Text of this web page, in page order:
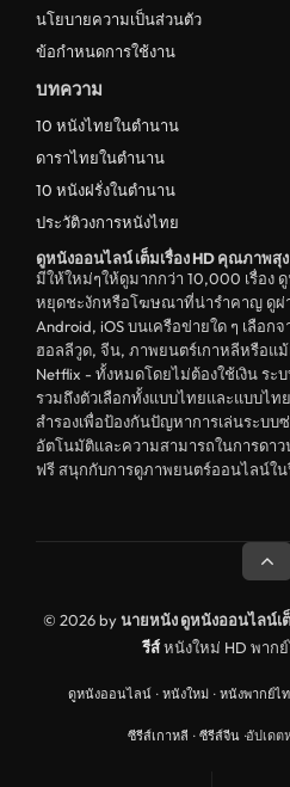
นโยบายความเป็นส่วนตัว
ข้อกำหนดการใช้งาน
บทความ
10 หนังไทยในตำนาน
ดาราไทยในตำนาน
10 หนังฝรั่งในตำนาน
ประวัติวงการหนังไทย
ดูหนังออนไลน์ เต็มเรื่อง HD คุณภาพสุง
มีให้ใหม่ๆให้ดูมากกว่า 10,000 เรื่อง
หยุดชะงักหรือโฆษณาที่น่ารำคาญ ดูผ่
Android, iOS บนเครือข่ายใด ๆ เลือก
ฮอลลีวูด, จีน, ภาพยนตร์เกาหลีหรือแ
Netflix - ทั้งหมดโดยไม่ต้องใช้เงิน ระ
รวมถึงตัวเลือกทั้งแบบไทยและแบบไท
สำรองเพื่อป้องกันปัญหาการเล่นระบ
อัตโนมัติและความสามารถในการดา
ฟรี สนุกกับการดูภาพยนตร์ออนไลน์ใ
© 2026 byนายหนัง ดูหนังออนไลน์เ
รีส์หนังใหม่ HD พาก
ดูหนังออนไลน์ · หนังใหม่ · หนังพากย์ไ
ซีรีส์เกาหลี · ซีรีส์จีน ·อัปเดต